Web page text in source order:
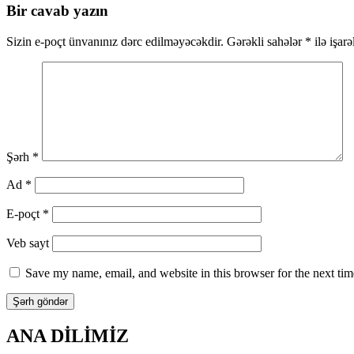
üzrə
naviqasiya
Bir cavab yazın
Sizin e-poçt ünvanınız dərc edilməyəcəkdir. Gərəkli sahələr * ilə
Şərh *
Ad *
E-poçt *
Veb sayt
Save my name, email, and website in this browser for the next
ANA DİLİMİZ